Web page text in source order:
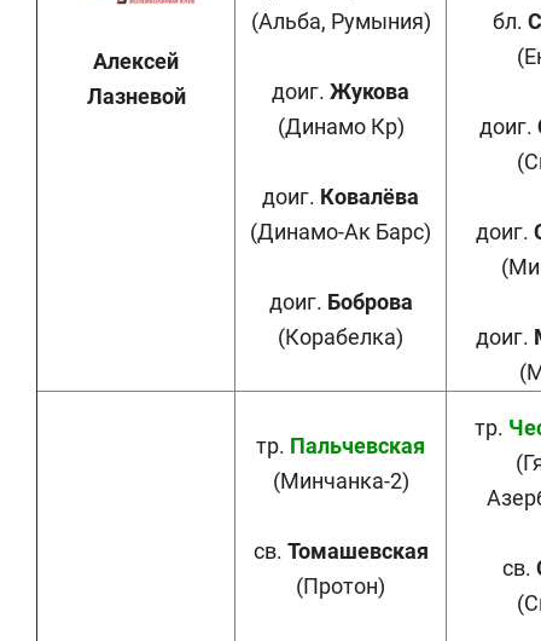
Алексей
Лазневой
(Альба, Румыния)
доиг. Жукова
(Динамо Кр)
доиг. Ковалёва
(Динамо-Ак Барс)
доиг. Боброва
(Корабелка)
бл.
доиг.
доиг.
доиг.
тр. Пальчевская
(Минчанка-2)
св. Томашевская
(Протон)
тр.
св.